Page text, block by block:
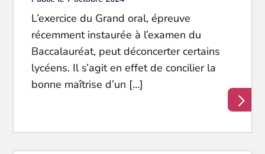
L’exercice du Grand oral, épreuve
récemment instaurée à l’examen du
Baccalauréat, peut déconcerter certains
lycéens. Il s’agit en effet de concilier la
bonne maîtrise d’un […]